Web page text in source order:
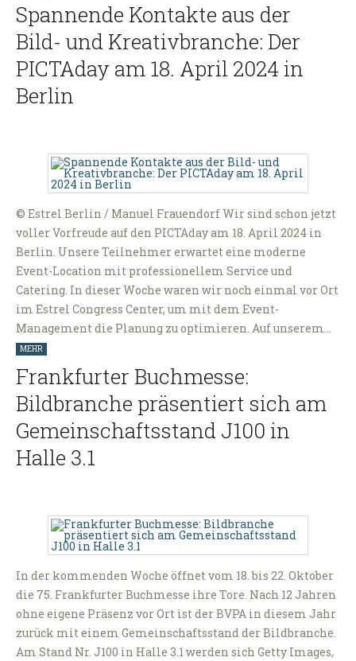
Spannende Kontakte aus der
Bild- und Kreativbranche: Der
PICTAday am 18. April 2024 in
Berlin
© Estrel Berlin / Manuel Frauendorf Wir sind schon jetzt
voller Vorfreude auf den PICTAday am 18. April 2024 in
Berlin. Unsere Teilnehmer erwartet eine moderne
Event-Location mit professionellem Service und
Catering. In dieser Woche waren wir noch einmal vor Ort
im Estrel Congress Center, um mit dem Event-
Management die Planung zu optimieren. Auf unserem…
MEHR
Frankfurter Buchmesse:
Bildbranche präsentiert sich am
Gemeinschaftsstand J100 in
Halle 3.1
In der kommenden Woche öffnet vom 18. bis 22. Oktober
die 75. Frankfurter Buchmesse ihre Tore. Nach 12 Jahren
ohne eigene Präsenz vor Ort ist der BVPA in diesem Jahr
zurück mit einem Gemeinschaftsstand der Bildbranche.
Am Stand Nr. J100 in Halle 3.1 werden sich Getty Images,